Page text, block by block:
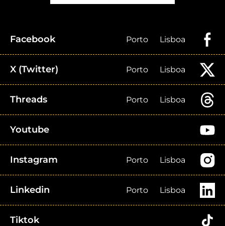
Facebook Porto Lisboa
X (Twitter) Porto Lisboa
Threads Porto Lisboa
Youtube
Instagram Porto Lisboa
Linkedin Porto Lisboa
Tiktok